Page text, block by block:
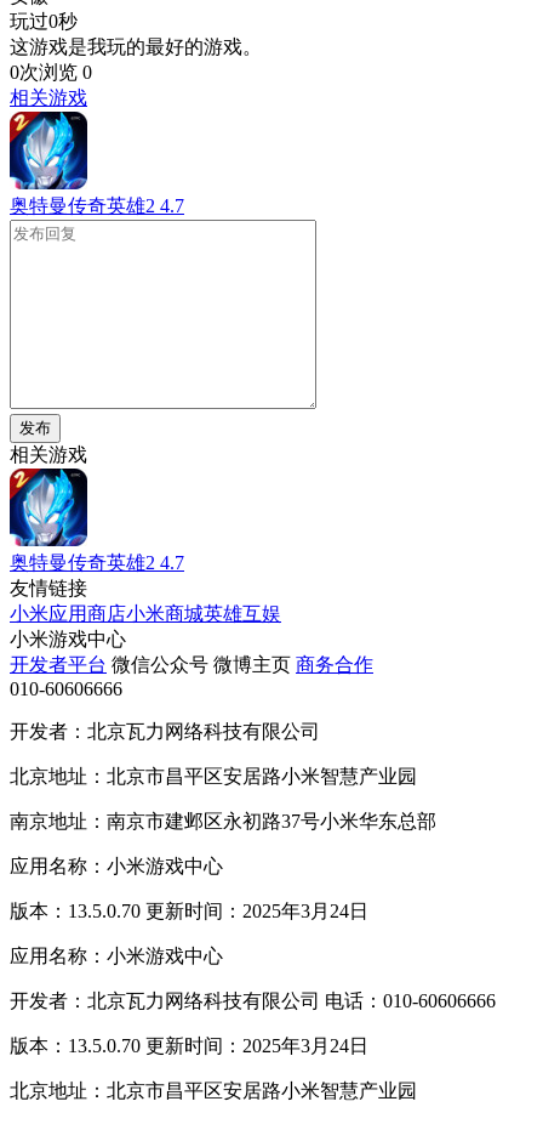
玩过0秒
这游戏是我玩的最好的游戏。
0次浏览 0
相关游戏
奥特曼传奇英雄2 4.7
发布
相关游戏
奥特曼传奇英雄2 4.7
友情链接
小米应用商店小米商城英雄互娱
小米游戏中心
开发者平台 微信公众号 微博主页 商务合作
010-60606666
开发者：北京瓦力网络科技有限公司
北京地址：北京市昌平区安居路小米智慧产业园
南京地址：南京市建邺区永初路37号小米华东总部
应用名称：小米游戏中心
版本：13.5.0.70 更新时间：2025年3月24日
应用名称：小米游戏中心
开发者：北京瓦力网络科技有限公司 电话：010-60606666
版本：13.5.0.70 更新时间：2025年3月24日
北京地址：北京市昌平区安居路小米智慧产业园